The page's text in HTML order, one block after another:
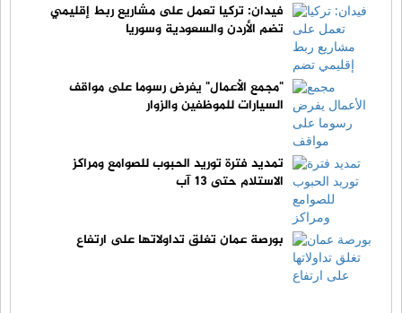
فيدان: تركيا تعمل على مشاريع ربط إقليمي
تضم الأردن والسعودية وسوريا
"مجمع الأعمال" يفرض رسوما على مواقف
السيارات للموظفين والزوار
تمديد فترة توريد الحبوب للصوامع ومراكز
الاستلام حتى 13 آب
بورصة عمان تغلق تداولاتها على ارتفاع